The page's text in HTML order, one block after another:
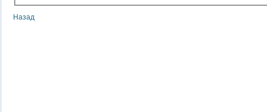
Назад